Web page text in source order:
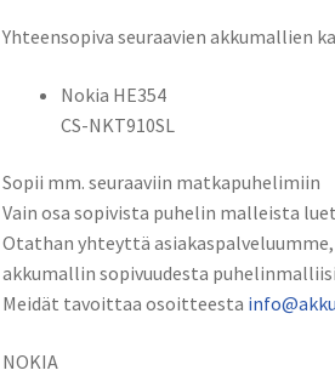
Yhteensopiva seuraavien akkumallien
Nokia HE354
CS-NKT910SL
Sopii mm. seuraaviin matkapuhelimiin
Vain osa sopivista puhelin malleista
Otathan yhteyttä
akkumallin sopivuudesta
Meidät tavoittaa osoitteesta
NOKIA